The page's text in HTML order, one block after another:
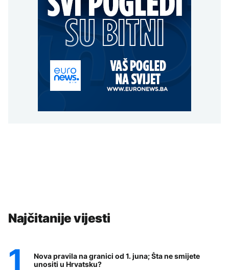
Najčitanije vijesti
Nova pravila na granici od 1. juna; Šta ne smijete
unositi u Hrvatsku?